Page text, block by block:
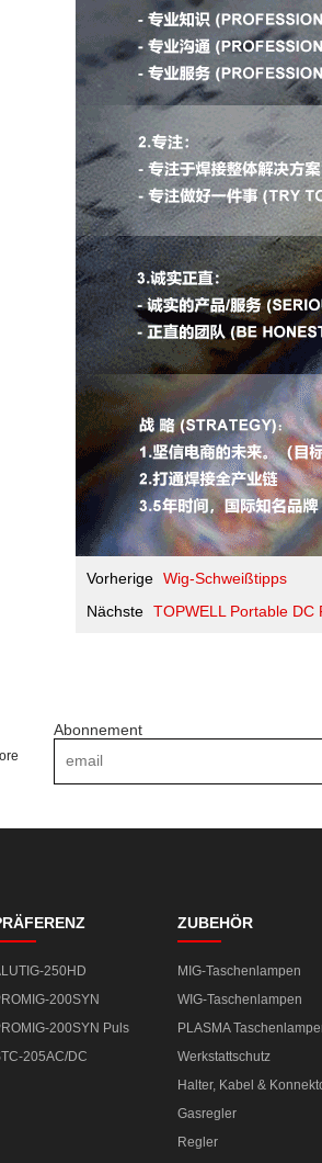
Vorherige Wig-Schweißtipps
Nächste TOPWELL Portable
Abonnement
250HD
200SYN
200SYN Puls
205AC/DC
ZUBEHÖR
MIG-Taschenlampen
WIG-Taschenlampen
PLASMA
Werkstattschutz
Halter, Kabel &
Gasregler
Regler